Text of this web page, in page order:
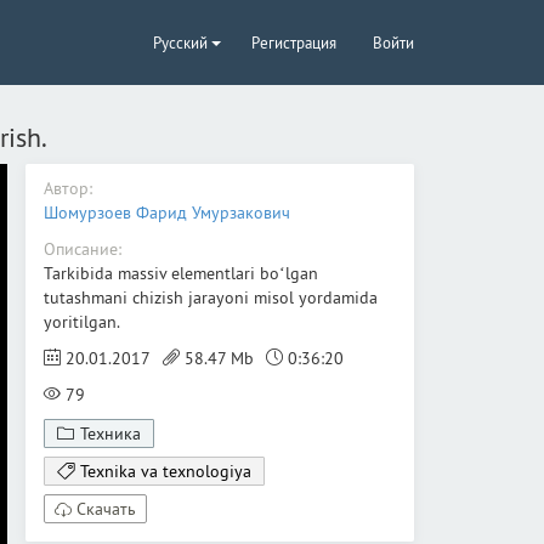
Русский Регистрация Войти
Автор:
Шомурзоев Фарид Умурзакович
Описание:
Tarkibida massiv elementlari boʻlgan
tutashmani chizish jarayoni misol yordamida
yoritilgan.
20.01.2017
58.47 Mb
0:36:20
79
Техника
Texnika va texnologiya
Скачать